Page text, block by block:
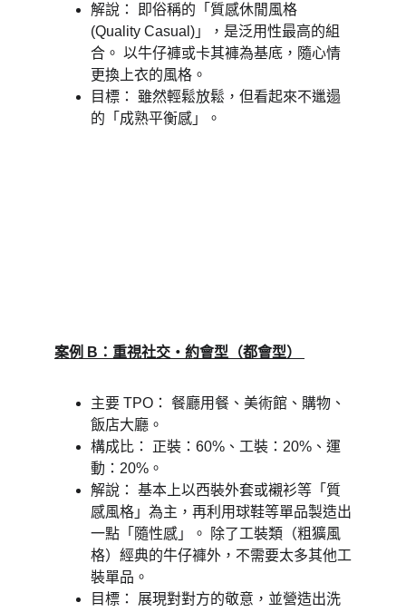
解說： 即俗稱的「質感休閒風格
(Quality Casual)」，是泛用性最高的組
合。 以牛仔褲或卡其褲為基底，隨心情
更換上衣的風格。
目標： 雖然輕鬆放鬆，但看起來不邋遢
的「成熟平衡感」。
案例 B：重視社交・約會型（都會型）
主要 TPO： 餐廳用餐、美術館、購物、
飯店大廳。
構成比： 正裝：60%、工裝：20%、運
動：20%。
解說： 基本上以西裝外套或襯衫等「質
感風格」為主，再利用球鞋等單品製造出
一點「隨性感」。 除了工裝類（粗獷風
格）經典的牛仔褲外，不需要太多其他工
裝單品。
目標： 展現對對方的敬意，並營造出洗